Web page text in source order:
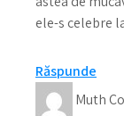
ele-s celebre
Răspunde
Muth